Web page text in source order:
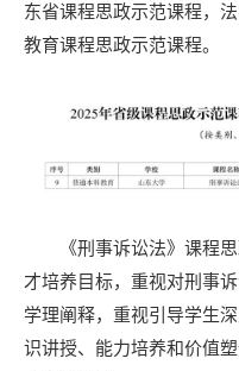
东省课程思政示范课程，
教育课程思政示范课程。
《刑事诉讼法》课程
才培养目标，重视对刑事
学理阐释，重视引导学生
识讲授、能力培养和价值